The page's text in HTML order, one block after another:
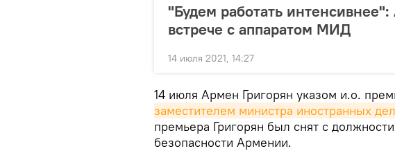
"Будем работать
встрече с аппаратом МИД
14 июля 2021, 14:27
14 июля Армен Григорян указом и.о.
заместителем министра иностранных дел
премьера Григорян был снят с
безопасности Армении.